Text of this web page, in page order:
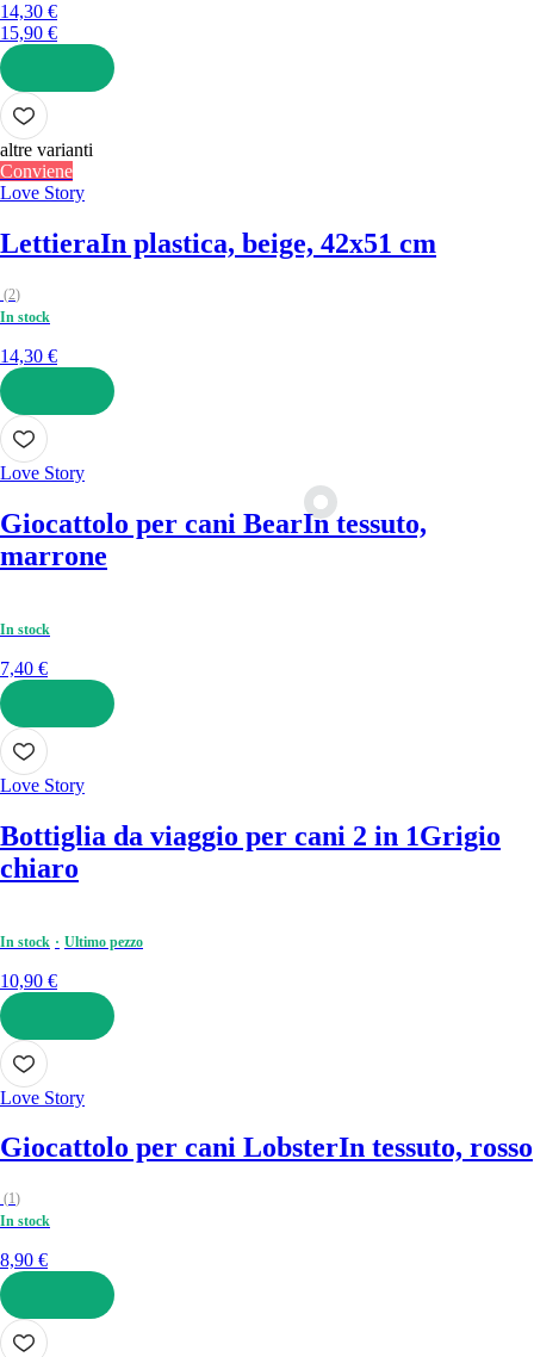
14,30 €
15,90 €
AGGIUNGI
altre varianti
Conviene
Love Story
LettieraIn plastica, beige, 42x51 cm
(2)
In stock
14,30 €
AGGIUNGI
Love Story
Giocattolo per cani BearIn tessuto,
marrone
In stock
7,40 €
AGGIUNGI
Love Story
Bottiglia da viaggio per cani 2 in 1Grigio
chiaro
In stock Ultimo pezzo
10,90 €
AGGIUNGI
Love Story
Giocattolo per cani LobsterIn tessuto, rosso
(1)
In stock
8,90 €
AGGIUNGI